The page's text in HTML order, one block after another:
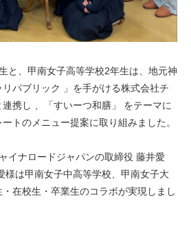
と、甲南女子高等学校2年生は、地元神
パブリック 」を手がける株式会社チ
携し 、「すいーつ和膳」 をテーマに
トのメニュー提案に取り組みました。
イナロードジャパンの取締役 藤井愛
は甲南女子中高等学校、 甲南女子大
在校生・卒業生のコラボが実現しまし